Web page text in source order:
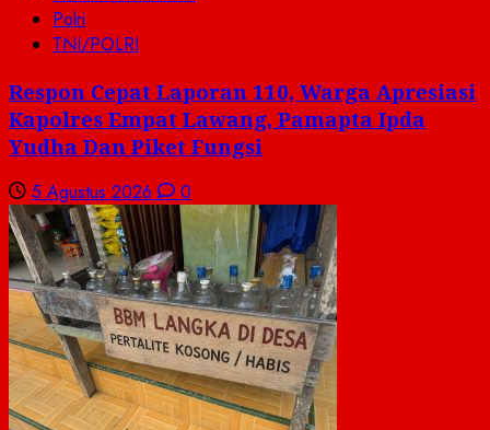
Polri
TNI/POLRI
Respon Cepat Laporan 110, Warga Apresiasi
Kapolres Empat Lawang, Pamapta Ipda
Yudha Dan Piket Fungsi
5 Agustus 2026 0